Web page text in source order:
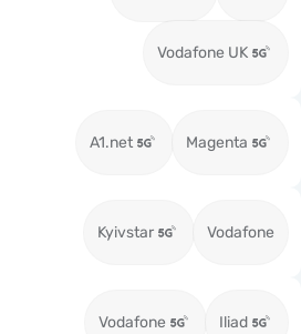
Vodafone UK
A1.net Magenta
Kyivstar Vodafone
Vodafone Iliad